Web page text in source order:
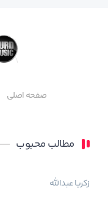
صفحه اصلی
مطالب محبوب
زکریا عبدالله